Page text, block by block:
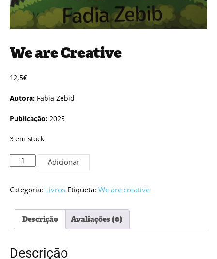
We are Creative
12,5€
Autora: Fabia Zebid
Publicação: 2025
3 em stock
Quantidade
de
are
Adicionar
Categoria: Livros Etiqueta: We are creative
Descrição Avaliações (0)
Descrição